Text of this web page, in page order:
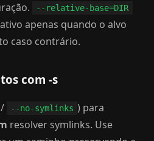
--relative-base=DIR
apenas quando o alvo
caso contrário.
com -s
/ --no-symlinks ) para
resolver symlinks. Use